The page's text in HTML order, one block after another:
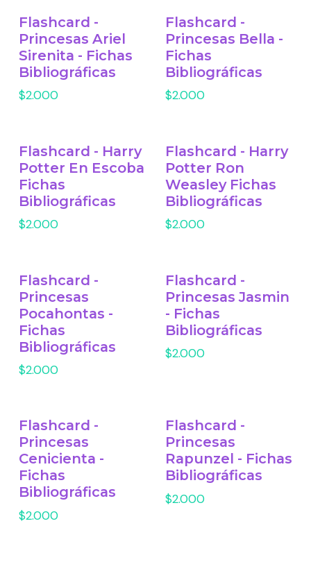
Flashcard -
Princesas Ariel
Sirenita - Fichas
Bibliográficas
$2.000
Flashcard -
Princesas Bella -
Fichas
Bibliográficas
$2.000
Flashcard - Harry
Potter En Escoba
Fichas
Bibliográficas
$2.000
Flashcard - Harry
Potter Ron
Weasley Fichas
Bibliográficas
$2.000
Flashcard -
Princesas
Pocahontas -
Fichas
Bibliográficas
$2.000
Flashcard -
Princesas Jasmin
- Fichas
Bibliográficas
$2.000
Flashcard -
Princesas
Cenicienta -
Fichas
Bibliográficas
$2.000
Flashcard -
Princesas
Rapunzel - Fichas
Bibliográficas
$2.000